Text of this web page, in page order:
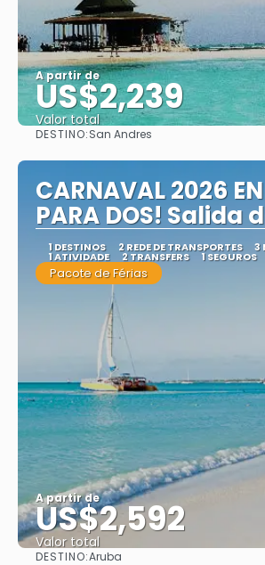
A partir de
US$2,239
Valor total
DESTINO:San Andres
CARNAVAL 2026
PARA DOS! Salida
1 DESTINOS 2 REDE DE TRANSPORTES 3
1 ATIVIDADE 2 TRANSFERS 1 SEGUROS
Pacote de Férias
A partir de
US$2,592
Valor total
DESTINO:Aruba